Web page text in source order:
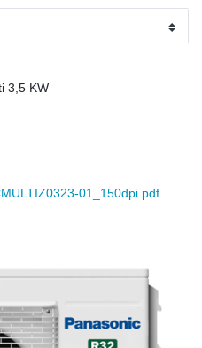
3,5 KW
01_150dpi.pdf